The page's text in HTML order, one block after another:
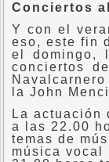
Conciertos
Y con el
eso, este fin
el domingo,
conciertos
la John
La actuación
a las 22.00
temas de
música